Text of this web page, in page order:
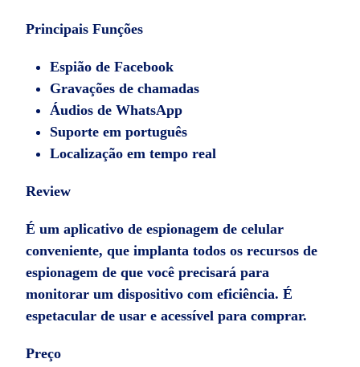
Principais Funções
Espião de Facebook
Gravações de chamadas
Áudios de WhatsApp
Suporte em português
Localização em tempo real
Review
É um aplicativo de espionagem de celular
conveniente, que implanta todos os recursos de
espionagem de que você precisará para
monitorar um dispositivo com eficiência. É
espetacular de usar e acessível para comprar.
Preço